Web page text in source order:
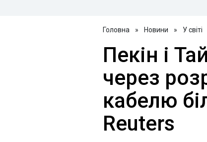
Головна » Новини » У світі
Пекін і
через
кабелю
Reuters